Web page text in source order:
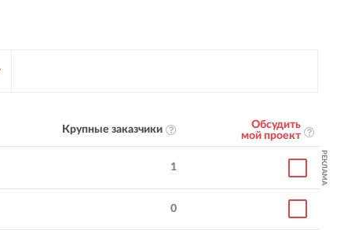
Крупные заказчики
Обсудить
мой проект
1 РЕКЛАМА
0